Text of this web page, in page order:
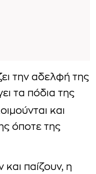
την αδελφή της
τα πόδια της
και
όποτε της
παίζουν, η